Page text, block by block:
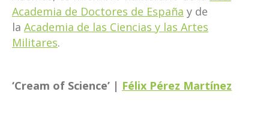
Academia de Doctores de España y de
la Academia de las Ciencias y las Artes
Militares.
‘Cream of Science’ | Félix Pérez Martínez